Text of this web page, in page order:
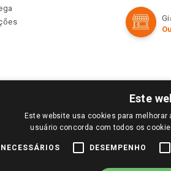
REGIÃO, FAÇA LOGIN E SELECIONE A LOJA DE
DESTE SITE SÃO VÁLIDOS APENAS PARA
Este
Este website usa cookies para
usuário concorda com todos os
DESEMPENHO